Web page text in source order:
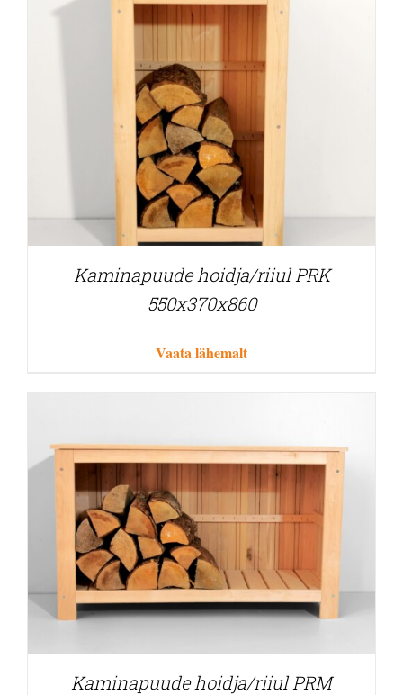
Kaminapuude hoidja/riiul PRK
550x370x860
Vaata lähemalt
Kaminapuude hoidja/riiul PRM